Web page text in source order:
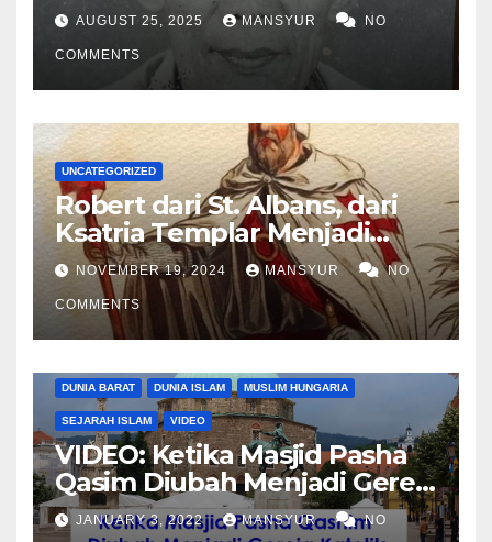
AUGUST 25, 2025 MANSYUR NO
COMMENTS
UNCATEGORIZED
Robert dari St. Albans, dari
Ksatria Templar Menjadi
Komandan Pasukan
Shalahuddin Merebut
Kembali Yerusalem
NOVEMBER 19, 2024 MANSYUR NO
COMMENTS
DUNIA BARAT DUNIA ISLAM MUSLIM HUNGARIA
SEJARAH ISLAM VIDEO
VIDEO: Ketika Masjid Pasha
Qasim Diubah Menjadi Gereja
Katolik di Pecs, Hungaria
JANUARY 3, 2022 MANSYUR NO